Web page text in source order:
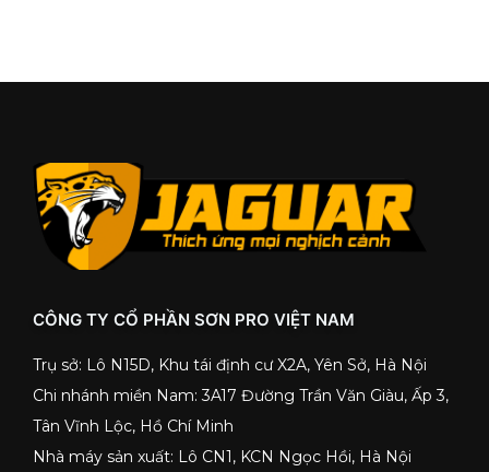
CÔNG TY CỔ PHẦN SƠN PRO VIỆT NAM
Trụ sở: Lô N15D, Khu tái định cư X2A, Yên Sở, Hà Nội
Chi nhánh miền Nam: 3A17 Đường Trần Văn Giàu, Ấp 3,
Tân Vĩnh Lộc, Hồ Chí Minh
Nhà máy sản xuất: Lô CN1, KCN Ngọc Hồi, Hà Nội